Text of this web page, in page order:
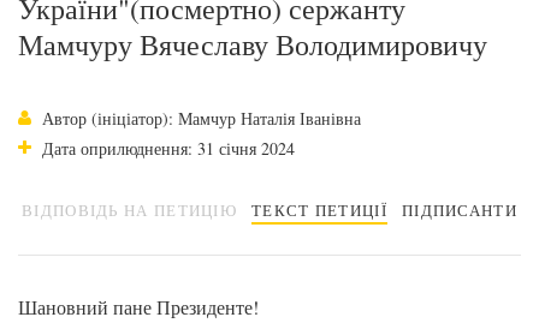
України"(посмертно) сержанту
Мамчуру Вячеславу Володимировичу
Автор (ініціатор): Мамчур Наталія Іванівна
Дата оприлюднення: 31 січня 2024
ВІДПОВІДЬ НА ПЕТИЦІЮ ТЕКСТ ПЕТИЦІЇ ПІДПИСАНТИ
Шановний пане Президенте!